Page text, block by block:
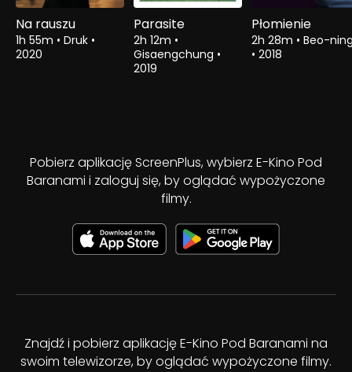
Na rauszu
1h 55m • Druk •
2020
Parasite
2h 12m •
Gisaengchung •
2019
Płomienie
2h 28m • Beo-
• 2018
Pobierz aplikację ScreenPlus, wybierz E-Kino Pod
Baranami i zaloguj się, by oglądać wypożyczone
filmy.
Znajdź i pobierz aplikację E-Kino Pod Baranami na
swoim telewizorze, by oglądać wypożyczone filmy.